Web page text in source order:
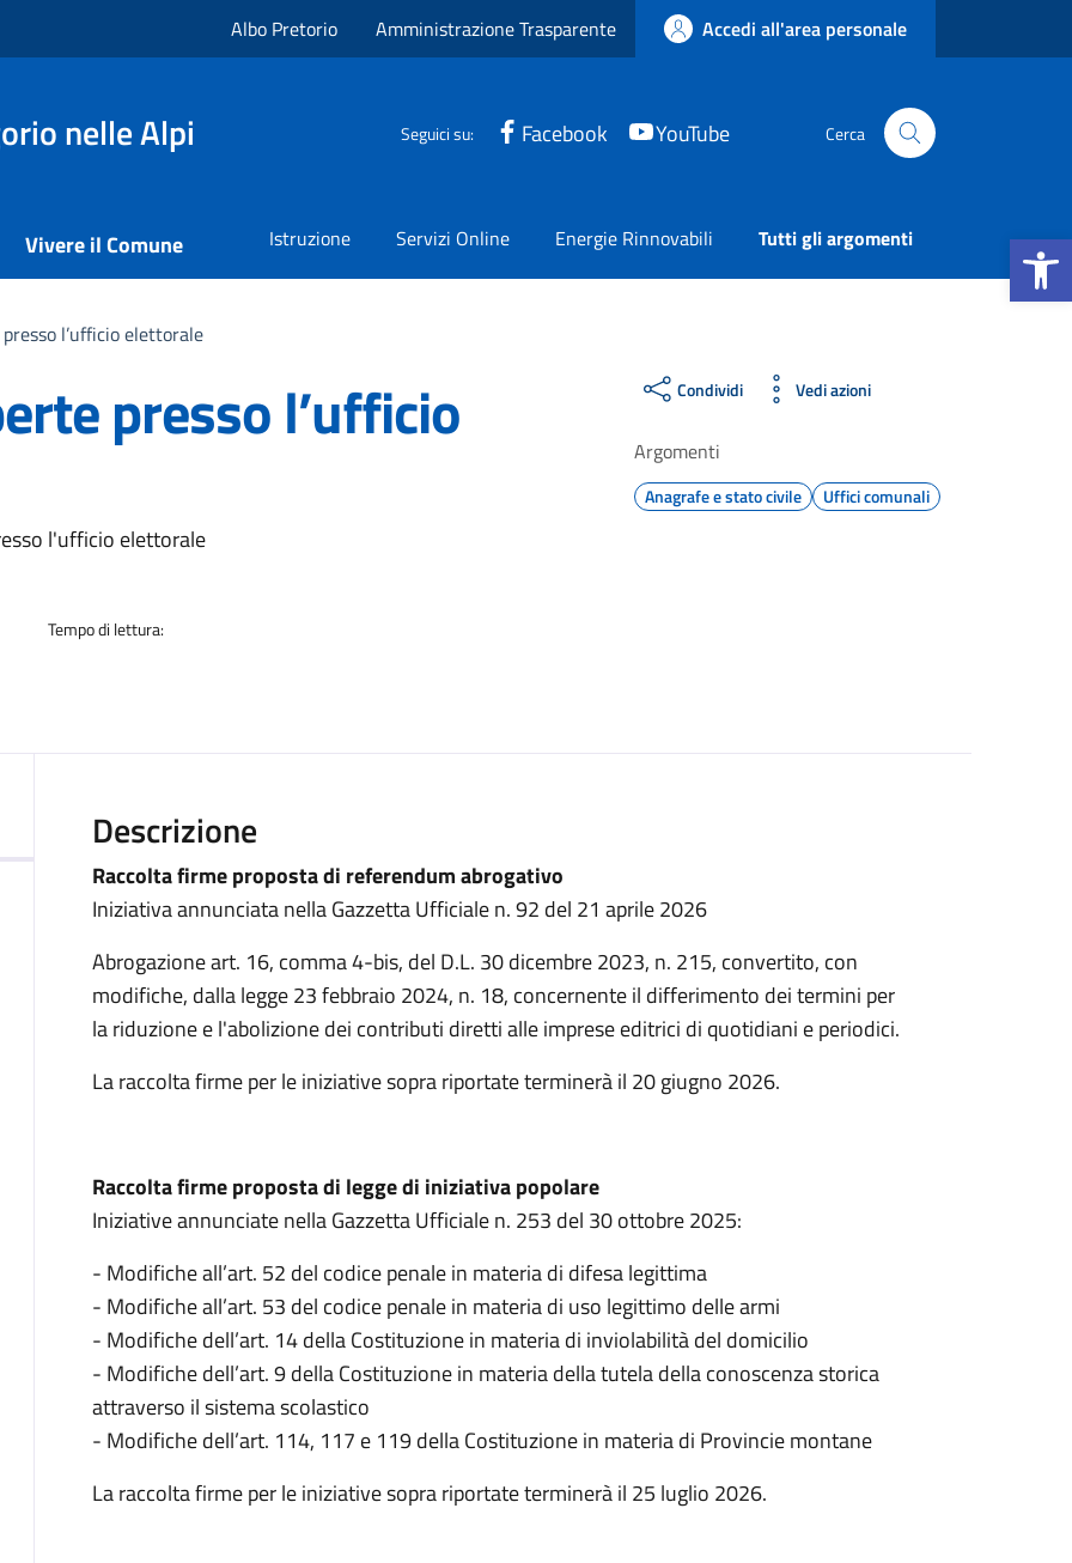
Apri la
Albo Pretorio Amministrazione Trasparente Accedi all'area personale
nelle Alpi Seguici su: Facebook YouTube Cerca
Vivere il Comune Istruzione Servizi Online Energie Rinnovabili Tutti gli argomenti
l’ufficio elettorale
presso l’ufficio
l'ufficio elettorale
Tempo di lettura:
Condividi Vedi azioni
Argomenti
Anagrafe e stato civile Uffici comunali
Descrizione
Raccolta firme proposta di referendum abrogativo
Iniziativa annunciata nella Gazzetta Ufficiale n. 92 del 21 aprile 2026
Abrogazione art. 16, comma 4-bis, del D.L. 30 dicembre 2023, n. 215, convertito, con
modifiche, dalla legge 23 febbraio 2024, n. 18, concernente il differimento dei termini per
la riduzione e l'abolizione dei contributi diretti alle imprese editrici di quotidiani e periodici.
La raccolta firme per le iniziative sopra riportate terminerà il 20 giugno 2026.
Raccolta firme proposta di legge di iniziativa popolare
Iniziative annunciate nella Gazzetta Ufficiale n. 253 del 30 ottobre 2025:
- Modifiche all’art. 52 del codice penale in materia di difesa legittima
- Modifiche all’art. 53 del codice penale in materia di uso legittimo delle armi
- Modifiche dell’art. 14 della Costituzione in materia di inviolabilità del domicilio
- Modifiche dell’art. 9 della Costituzione in materia della tutela della conoscenza storica
attraverso il sistema scolastico
- Modifiche dell’art. 114, 117 e 119 della Costituzione in materia di Provincie montane
La raccolta firme per le iniziative sopra riportate terminerà il 25 luglio 2026.